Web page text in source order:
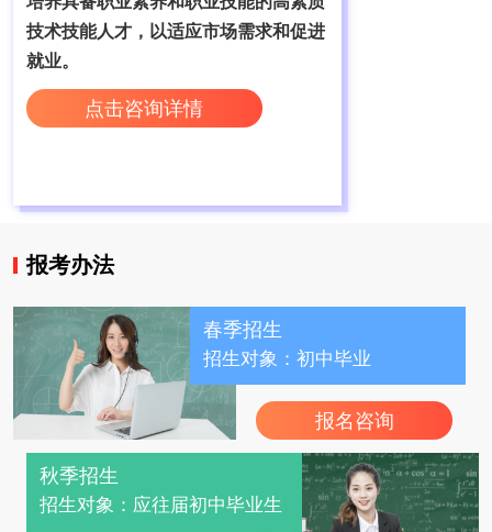
技术技能人才，‌以适应市场需求和促进
就业。
点击咨询详情
报考办法
春季招生
招生对象：初中毕业
报名咨询
秋季招生
招生对象：应往届初中毕业生